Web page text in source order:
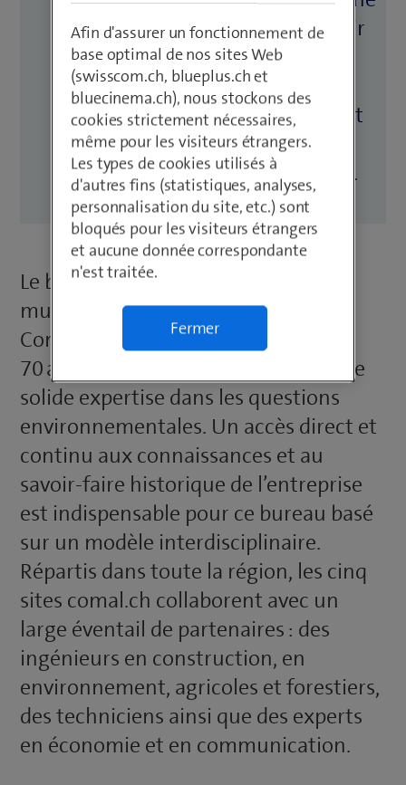
visait en premier lieu à fournir
un accès direct, ouvert et
flexible au savoir-faire
considérable de l’entreprise et
aux compétences propres à
chacun de ses collaborateurs.
Le bureau de planification
multidisciplinaire et plurisectoriel
Comal.ch se distingue par plus de
70 ans d’expérience à son actif et une
solide expertise dans les questions
environnementales. Un accès direct et
continu aux connaissances et au
savoir-faire historique de l’entreprise
est indispensable pour ce bureau basé
sur un modèle interdisciplinaire.
Répartis dans toute la région, les cinq
sites comal.ch collaborent avec un
large éventail de partenaires : des
ingénieurs en construction, en
environnement, agricoles et forestiers,
des techniciens ainsi que des experts
en économie et en communication.
Afin d'assurer un fonctionnement de
base optimal de nos sites Web
(swisscom.ch, blueplus.ch et
bluecinema.ch), nous stockons des
cookies strictement nécessaires,
même pour les visiteurs étrangers.
Les types de cookies utilisés à
d'autres fins (statistiques, analyses,
personnalisation du site, etc.) sont
bloqués pour les visiteurs étrangers
et aucune donnée correspondante
n'est traitée.
Fermer